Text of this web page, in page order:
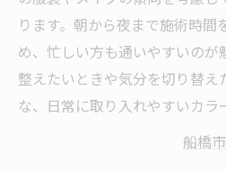
ります。朝から夜まで施術時間
め、忙しい方も通いやすいのが
整えたいときや気分を切り替え
な、日常に取り入れやすいカラ
船橋